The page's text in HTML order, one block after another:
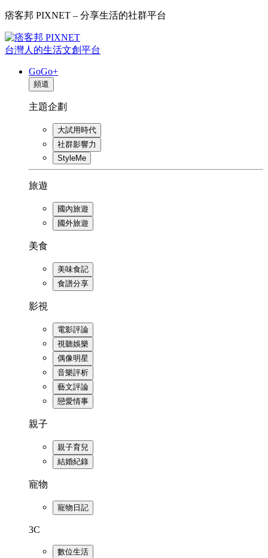
痞客邦 PIXNET – 分享生活的社群平台
台灣人的生活文創平台
GoGo+
頻道
主題企劃
大試用時代
社群影響力
StyleMe
旅遊
國內旅遊
國外旅遊
美食
美味食記
食譜分享
影視
電影評論
視聽娛樂
偶像明星
音樂評析
藝文評論
戀愛情事
親子
親子育兒
結婚紀錄
寵物
寵物日記
3C
數位生活